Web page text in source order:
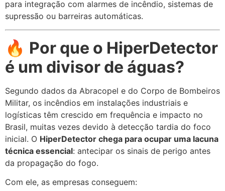
para integração com alarmes de incêndio, sistemas de
supressão ou barreiras automáticas.
🔥 Por que o HiperDetector
é um divisor de águas?
Segundo dados da Abracopel e do Corpo de Bombeiros
Militar, os incêndios em instalações industriais e
logísticas têm crescido em frequência e impacto no
Brasil, muitas vezes devido à detecção tardia do foco
inicial. O HiperDetector chega para ocupar uma lacuna
técnica essencial: antecipar os sinais de perigo antes
da propagação do fogo.
Com ele, as empresas conseguem: